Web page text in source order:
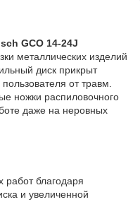
GCO 14-24J
металлических изделий
диск прикрыт
от травм.
ножки распиловочного
даже на неровных
благодаря
и увеличенной